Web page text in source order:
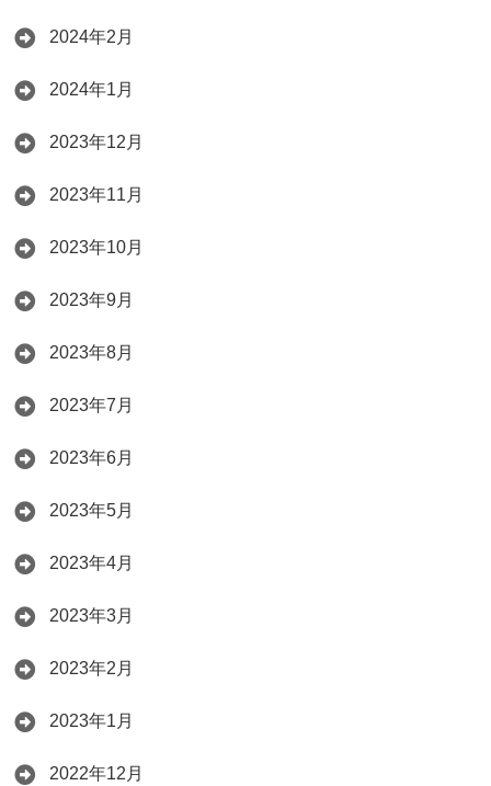
2024年2月
2024年1月
2023年12月
2023年11月
2023年10月
2023年9月
2023年8月
2023年7月
2023年6月
2023年5月
2023年4月
2023年3月
2023年2月
2023年1月
2022年12月